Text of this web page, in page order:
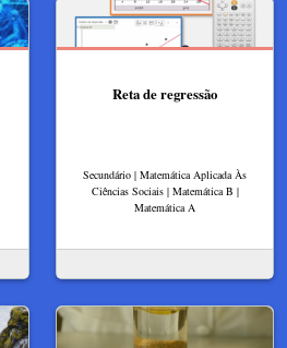
Reta de regressão
Secundário | Matemática Aplicada Às
Ciências Sociais | Matemática B |
Matemática A